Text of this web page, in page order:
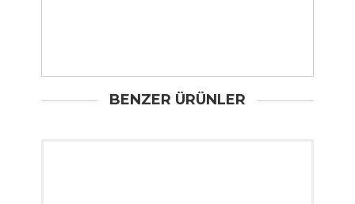
BENZER ÜRÜNLER